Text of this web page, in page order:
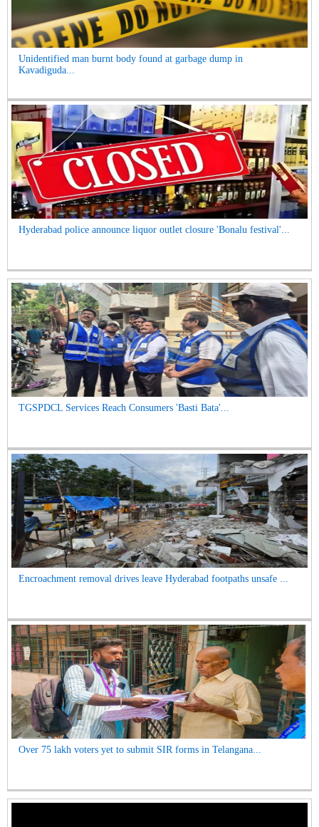
Unidentified man burnt body found at garbage dump in
Kavadiguda...
Hyderabad police announce liquor outlet closure 'Bonalu festival'...
TGSPDCL Services Reach Consumers 'Basti Bata'...
Encroachment removal drives leave Hyderabad footpaths unsafe ...
Over 75 lakh voters yet to submit SIR forms in Telangana...